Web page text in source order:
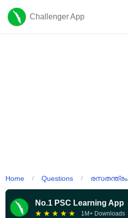
Challenger App
Home / Questions / രസതന്ത്രം
No.1 PSC Learning App
★ ★ ★ ★ ★ 1M+ Downloads